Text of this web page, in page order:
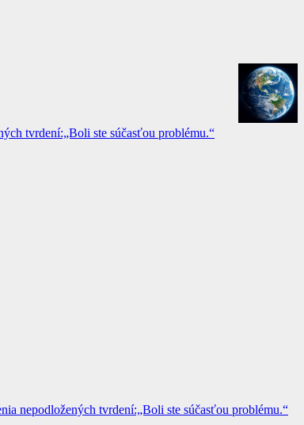
tvrdení:„Boli ste súčasťou problému.“
nepodložených tvrdení:„Boli ste súčasťou problému.“